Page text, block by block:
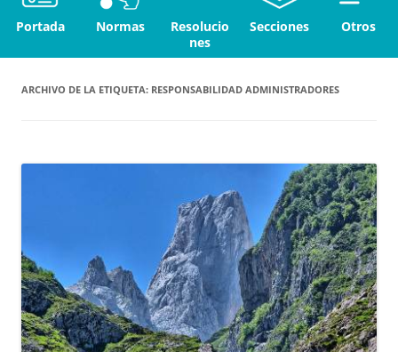
Portada Normas
Resolucio
nes
Secciones Otros
ARCHIVO DE LA ETIQUETA: RESPONSABILIDAD ADMINISTRADORES